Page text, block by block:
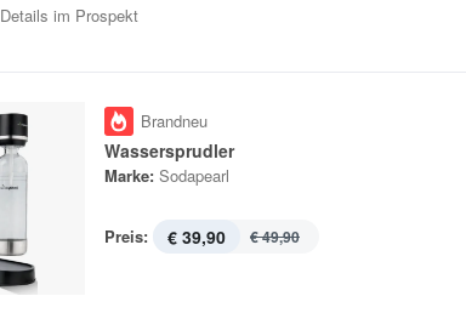
Details im Prospekt
Brandneu
Wassersprudler
Marke: Sodapearl
Preis: € 39,90 € 49,90